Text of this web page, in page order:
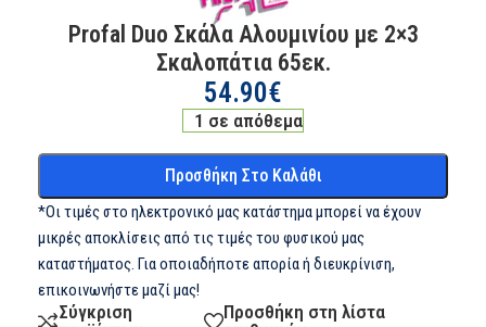
Profal Duo Σκάλα Αλουμινίου με 2×3
Σκαλοπάτια 65εκ.
54.90€
1 σε απόθεμα
Προσθήκη Στο Καλάθι
*Οι τιμές στο ηλεκτρονικό μας κατάστημα μπορεί να έχουν
μικρές αποκλίσεις από τις τιμές του φυσικού μας
καταστήματος. Για οποιαδήποτε απορία ή διευκρίνιση,
επικοινωνήστε μαζί μας!
Σύγκριση
Προσθήκη στη λίστα